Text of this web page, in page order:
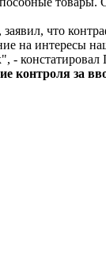
что
на интересы
- констатировал
за